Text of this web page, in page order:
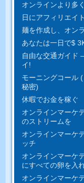
オンラインより多
日にアフィリエイ
麺を作成し、オン
あなたは一日で$
自由な交通ガイド
イ!
モーニングコール
秘密)
休暇でお金を稼ぐ
オンラインマーケ
のストリームを
オンラインマーケ
ッチ
オンラインマーケ
にすべ​​ての卵を入
オンラインマーケ